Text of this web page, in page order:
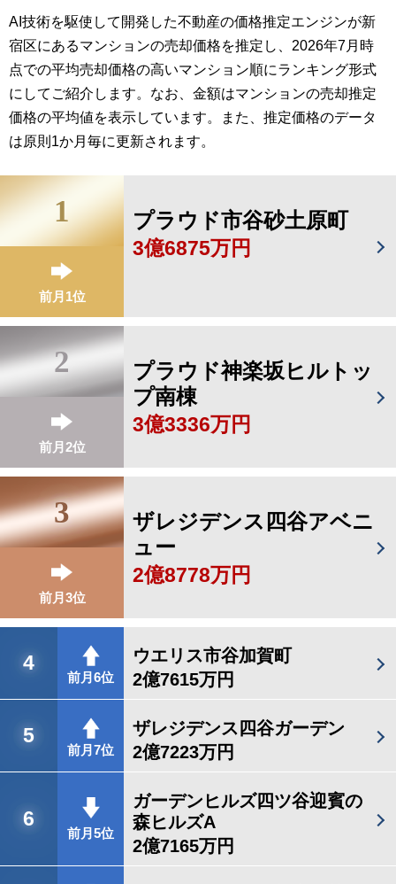
AI技術を駆使して開発した不動産の価格推定エンジンが新
宿区にあるマンションの売却価格を推定し、2026年7月時
点での平均売却価格の高いマンション順にランキング形式
にしてご紹介します。なお、金額はマンションの売却推定
価格の平均値を表示しています。また、推定価格のデータ
は原則1か月毎に更新されます。
1
前月1位
プラウド市谷砂土原町
3億6875万円
2
前月2位
プラウド神楽坂ヒルトッ
プ南棟
3億3336万円
3
前月3位
ザレジデンス四谷アベニ
ュー
2億8778万円
4
前月6位
ウエリス市谷加賀町
2億7615万円
5
前月7位
ザレジデンス四谷ガーデン
2億7223万円
6
前月5位
ガーデンヒルズ四ツ谷迎賓の
森ヒルズA
2億7165万円